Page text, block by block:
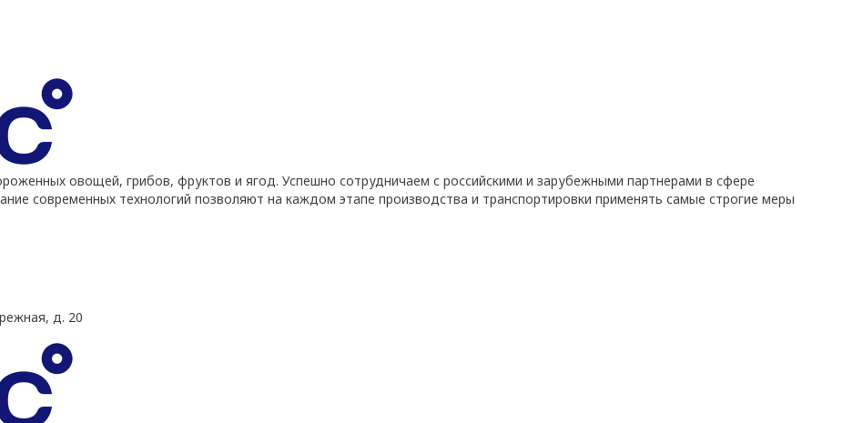
овощей, грибов, фруктов и ягод. Успешно сотрудничаем с российскими и зарубежными партнерами в сфере
современных технологий позволяют на каждом этапе производства и транспортировки применять самые строгие меры
д. 20